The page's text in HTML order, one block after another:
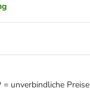
unverbindliche